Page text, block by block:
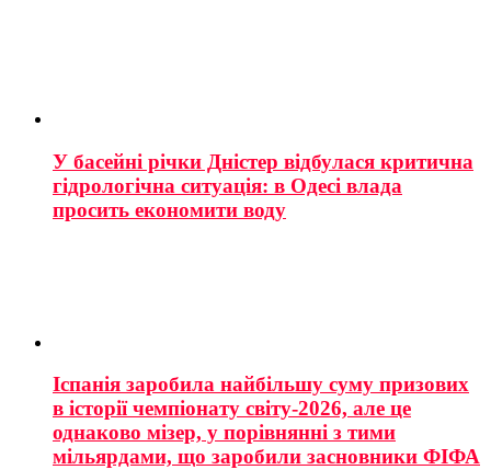
У басейні річки Дністер відбулася критична
гідрологічна ситуація: в Одесі влада
просить економити воду
Іспанія заробила найбільшу суму призових
в історії чемпіонату світу-2026, але це
однаково мізер, у порівнянні з тими
мільярдами, що заробили засновники ФІФА